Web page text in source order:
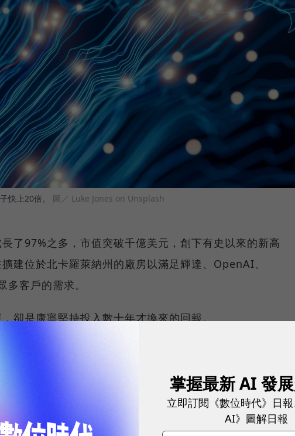
快上20倍。 圖／ Luke Jones on Unsplash
了97%之多，市值突破千億美元，創下有史以來的新高
建位於北卡羅萊納州的廠房以滿足輝達、OpenAI、
客戶的需求。
卻是康寧堅持投入數十年才換來的回報。
可用於長距離通訊的玻璃光纖，成為現代網際網路的基
，光纖需求快速攀升，康寧股價在短短幾年間翻了數倍，
來！全球永續指標企業認證☀️100 MVP等你角逐雙獎榮譽
掌握最新 AI 發
立即訂閱《數位時代》日
AI》圖解日報